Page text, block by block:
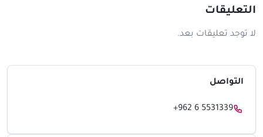
التعليقات
لا توجد تعليقات بعد.
التواصل
+962 6 5531339